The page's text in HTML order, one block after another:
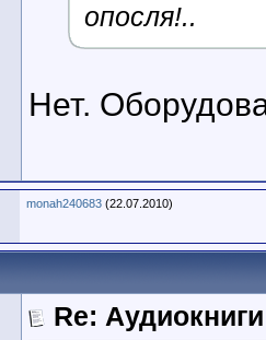
опосля!..
Нет.
monah240683 (22.07.2010)
Re: